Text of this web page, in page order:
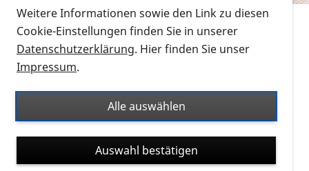
Thema Infomaterial auf der PRO RETINA-Website
für blinde und sehbehinderte Menschen an.
Auf dieser Seite finden Sie sämtliches Infomaterial
Ort. Nutzen Sie den Formatfilter, um ausschließlich
nach Flyern und Broschüren, Audios oder Videos zu
suchen. Die meisten Flyer und Broschüren werden in
verschiedenen Formaten angeboten: zur
Weitere Informationen sowie den Link zu diesen
Cookie-Einstellungen finden Sie in unserer
Datenschutzerklärung. Hier finden Sie unser
Impressum.
Alle auswählen
Auswahl bestätigen